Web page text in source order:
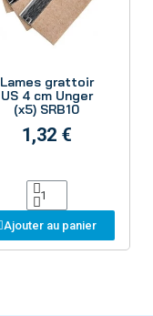
Lames grattoir
US 4 cm Unger
(x5) SRB10
1,32 €
Ajouter au panier